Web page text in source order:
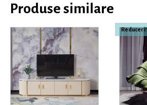
Produse similare
Reduceri!